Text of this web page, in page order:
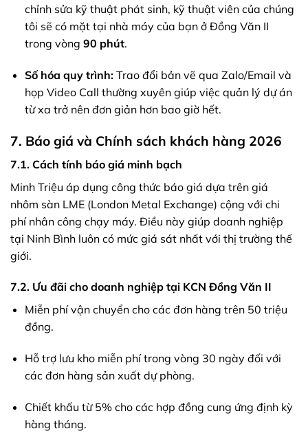
chỉnh sửa kỹ thuật phát sinh, kỹ thuật viên của chúng
tôi sẽ có mặt tại nhà máy của bạn ở Đồng Văn II
trong vòng 90 phút.
Số hóa quy trình:Trao đổi bản vẽ qua Zalo/Email và
họp Video Call thường xuyên giúp việc quản lý dự án
từ xa trở nên đơn giản hơn bao giờ hết.
7. Báo giá và Chính sách khách hàng 2026
7.1. Cách tính báo giá minh bạch
Minh Triệu áp dụng công thức báo giá dựa trên giá
nhôm sàn LME (London Metal Exchange) cộng với chi
phí nhân công chạy máy. Điều này giúp doanh nghiệp
tại Ninh Bình luôn có mức giá sát nhất với thị trường thế
giới.
7.2. Ưu đãi cho doanh nghiệp tại KCN Đồng Văn II
Miễn phí vận chuyển cho các đơn hàng trên 50 triệu
đồng.
Hỗ trợ lưu kho miễn phí trong vòng 30 ngày đối với
các đơn hàng sản xuất dự phòng.
Chiết khấu từ 5% cho các hợp đồng cung ứng định kỳ
hàng tháng.